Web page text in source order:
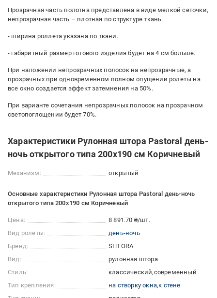
Прозрачная часть полотна представлена ​​в виде мелкой сеточки,
непрозрачная часть – плотная по структуре ткань.
- ширина роллета указана по ткани.
- габаритный размер готового изделия будет на 4 см больше.
При наложении непрозрачных полосок на непрозрачные, а
прозрачных при одновременном полном опущении ролеты на
все окно создается эффект затемнения на 50%.
При варианте сочетания непрозрачных полосок на прозрачном
светопоглощении будет 70%.
Характеристики Рулонная штора Pastoral день-
ночь открытого типа 200х190 см Коричневый
Механизм: открытый
Основные характеристики Рулонная штора Pastoral день-ночь
открытого типа 200х190 см Коричневый
Цена:
8 891.70 ₴/шт.
Вид ролеты:
день-ночь
Бренд:
SHTORA
Вид:
рулонная штора
Стиль:
классический современный
Тип крепления:
на створку окна к стене